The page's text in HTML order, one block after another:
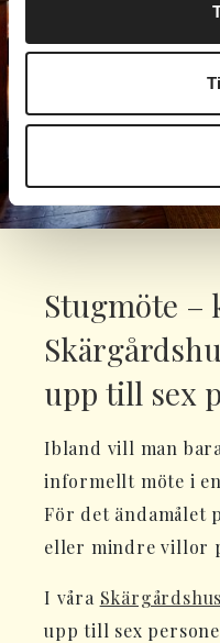
Stugmöte –
upp till sex
Ibland vill man
informellt möte i
För det ändamålet
eller mindre villor
I våra Skärgårdshus
upp till sex